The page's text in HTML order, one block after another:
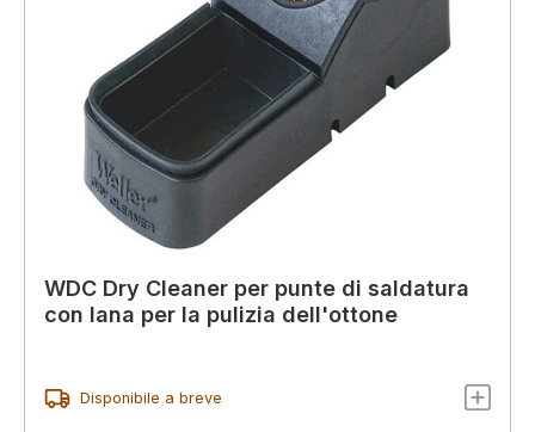
WDC Dry Cleaner per punte di saldatura
con lana per la pulizia dell'ottone
Disponibile a breve